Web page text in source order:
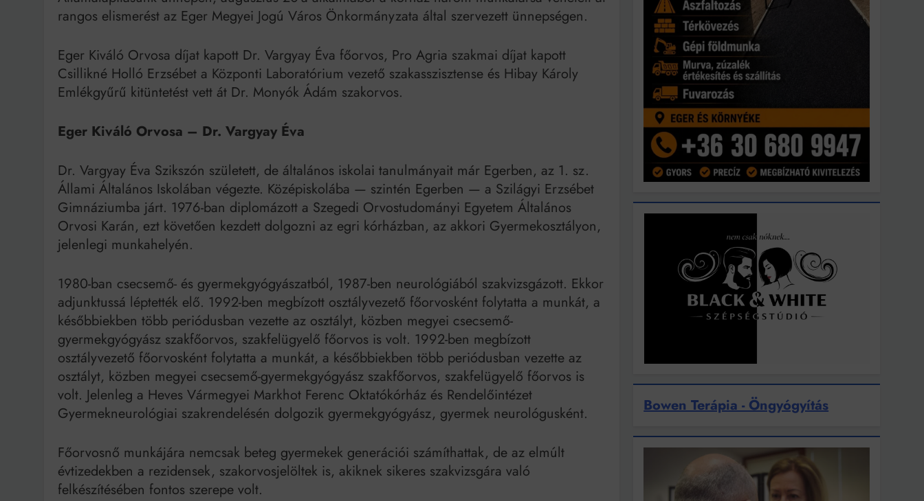
rangos elismerést az Eger Megyei Jogú Város Önkormányzata által szervezett ünnepségen.
Eger Kiváló Orvosa díjat kapott Dr. Vargyay Éva főorvos, Pro Agria szakmai díjat kapott
Csillikné Holló Erzsébet a Központi Laboratórium vezető szakasszisztense és Hibay Károly
Emlékgyűrű kitüntetést vett át Dr. Monyók Ádám szakorvos.
Eger Kiváló Orvosa – Dr. Vargyay Éva
Dr. Vargyay Éva Szikszón született, de általános iskolai tanulmányait már Egerben, az 1. sz.
Állami Általános Iskolában végezte. Középiskolába — szintén Egerben — a Szilágyi Erzsébet
Gimnáziumba járt. 1976-ban diplomázott a Szegedi Orvostudományi Egyetem Általános
Orvosi Karán, ezt követően kezdett dolgozni az egri kórházban, az akkori Gyermekosztályon,
jelenlegi munkahelyén.
1980-ban csecsemő- és gyermekgyógyászatból, 1987-ben neurológiából szakvizsgázott. Ekkor
adjunktussá léptették elő. 1992-ben megbízott osztályvezető főorvosként folytatta a munkát, a
későbbiekben több periódusban vezette az osztályt, közben megyei csecsemő-
gyermekgyógyász szakfőorvos, szakfelügyelő főorvos is volt. 1992-ben megbízott
osztályvezető főorvosként folytatta a munkát, a későbbiekben több periódusban vezette az
osztályt, közben megyei csecsemő-gyermekgyógyász szakfőorvos, szakfelügyelő főorvos is
volt. Jelenleg a Heves Vármegyei Markhot Ferenc Oktatókórház és Rendelőintézet
Gyermekneurológiai szakrendelésén dolgozik gyermekgyógyász, gyermek neurológusként.
Főorvosnő munkájára nemcsak beteg gyermekek generációi számíthattak, de az elmúlt
évtizedekben a rezidensek, szakorvosjelöltek is, akiknek sikeres szakvizsgára való
felkészítésében fontos szerepe volt.
Bowen Terápia - Öngyógyítás